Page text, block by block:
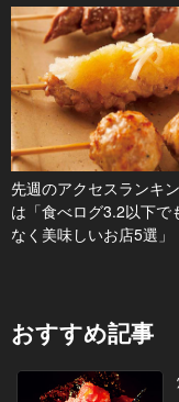
先週のアクセスランキ
は「食べログ3.2以下で
なく美味しいお店5選」
おすすめ記事